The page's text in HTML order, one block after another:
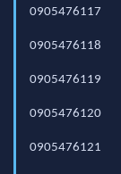
0905476117
0905476118
0905476119
0905476120
0905476121